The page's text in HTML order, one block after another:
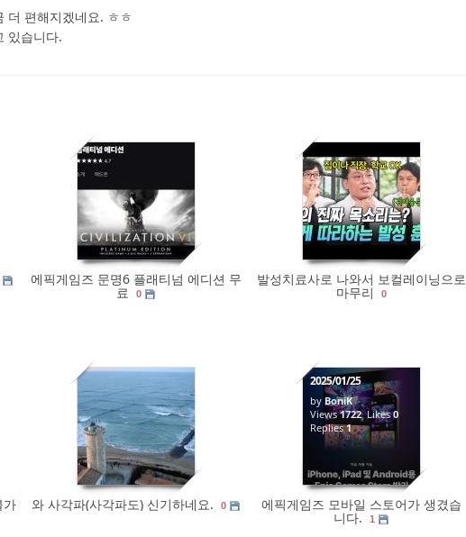
더 편해지겠네요. ㅎㅎ
있습니다.
1345 0
에픽게임즈 문명6 플래티넘 에디션 무
료 0
1174 0
발성치료사로 나와서 보컬레이닝으로
마무리 0
가
1672 0
와 사각파(사각파도) 신기하네요. 0
2025/01/25
by BoniK
Views1722Likes0
Replies1
에픽게임즈 모바일 스토어가 생겼습
니다. 1